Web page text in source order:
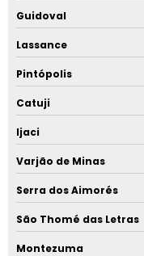
Guidoval
Lassance
Pintópolis
Catuji
Ijaci
Varjão de Minas
Serra dos Aimorés
São Thomé das Letras
Montezuma